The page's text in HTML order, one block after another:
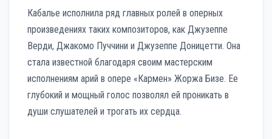
Кабалье исполнила ряд главных ролей в оперных
произведениях таких композиторов, как Джузеппе
Верди, Джакомо Пуччини и Джузеппе Доницетти. Она
стала известной благодаря своим мастерским
исполнениям арий в опере «Кармен» Жоржа Бизе. Ее
глубокий и мощный голос позволял ей проникать в
души слушателей и трогать их сердца.